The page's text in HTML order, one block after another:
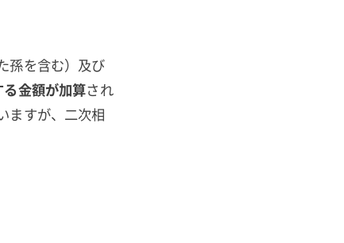
孫を含む）及び
金額が加算され
ますが、二次相